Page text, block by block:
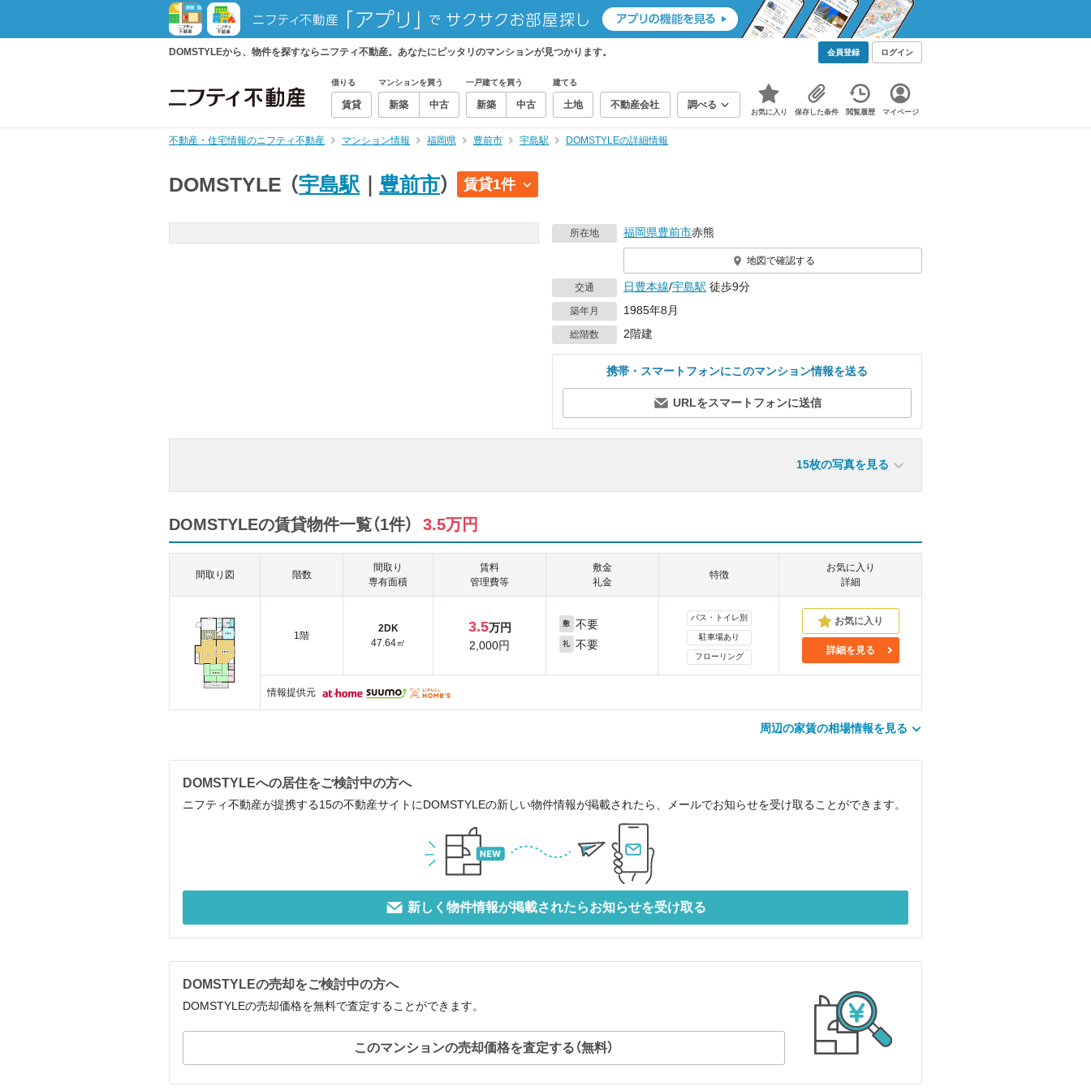
DOMSTYLEから、物件を探すならニフティ不動産。あなたにピッタリのマンションが見つかります。 会員登録 ログイン
借りる
賃貸
マンションを買う
新築 中古
一戸建てを買う
新築 中古
建てる
土地 不動産会社 調べる
お気に入り 保存した条件 閲覧履歴 マイページ
不動産・住宅情報のニフティ不動産 マンション情報 福岡県 豊前市 宇島駅 DOMSTYLEの詳細情報
DOMSTYLE （宇島駅 豊前市） 賃貸1件
所在地 福岡県豊前市赤熊
地図で確認する
交通 日豊本線/宇島駅 徒歩9分
築年月 1985年8月
総階数 2階建
携帯・スマートフォンにこのマンション情報を送る
URLをスマートフォンに送信
15枚の写真を見る
DOMSTYLEの賃貸物件一覧（1件） 3.5万円
間取り図 階数
間取り
専有面積
賃料
管理費等
敷金
礼金
特徴
お気に入り
詳細
1階
2DK
47.64㎡
3.5万円
2,000円
敷 不要
礼 不要
バス・トイレ別
駐車場あり
フローリング
詳細を見る
情報提供元
周辺の家賃の相場情報を見る
DOMSTYLEへの居住をご検討中の方へ
ニフティ不動産が提携する15の不動産サイトにDOMSTYLEの新しい物件情報が掲載されたら、メールでお知らせを受け取ることができます。
新しく物件情報が掲載されたらお知らせを受け取る
DOMSTYLEの売却をご検討中の方へ
DOMSTYLEの売却価格を無料で査定することができます。
このマンションの売却価格を査定する（無料）